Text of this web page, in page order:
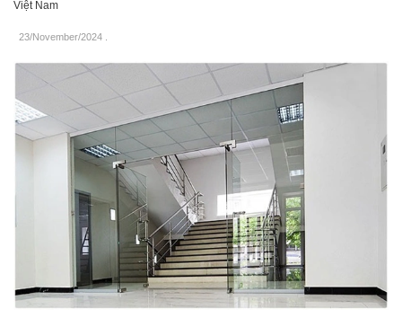
Việt Nam
23/November/2024